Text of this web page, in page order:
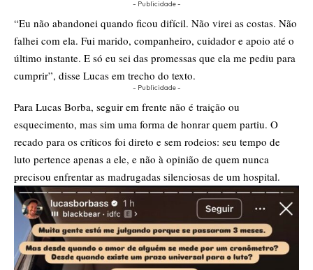
- Publicidade -
“Eu não abandonei quando ficou difícil. Não virei as costas. Não
falhei com ela. Fui marido, companheiro, cuidador e apoio até o
último instante. E só eu sei das promessas que ela me pediu para
cumprir”, disse Lucas em trecho do texto.
- Publicidade -
Para Lucas Borba, seguir em frente não é traição ou
esquecimento, mas sim uma forma de honrar quem partiu. O
recado para os críticos foi direto e sem rodeios: seu tempo de
luto pertence apenas a ele, e não à opinião de quem nunca
precisou enfrentar as madrugadas silenciosas de um hospital.